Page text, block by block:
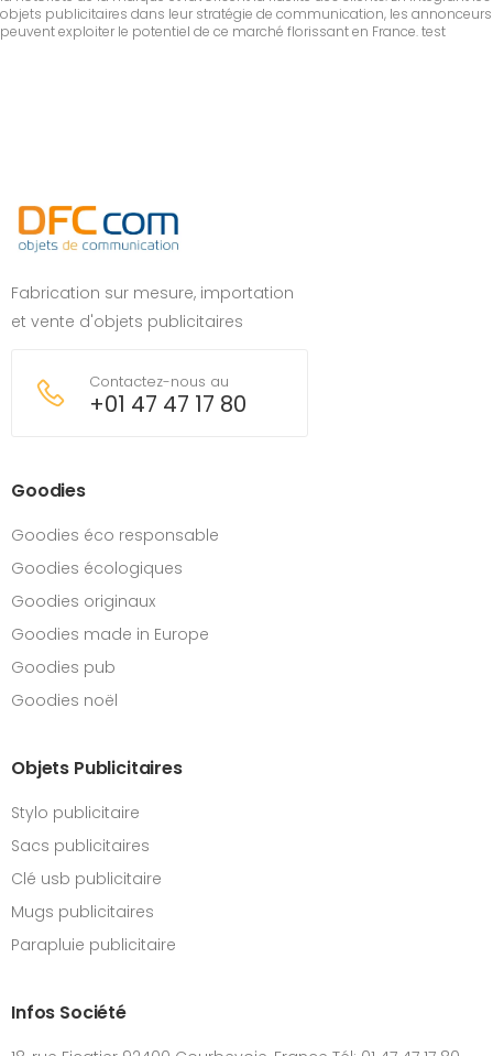
objets publicitaires dans leur stratégie de communication, les annonceurs
peuvent exploiter le potentiel de ce marché florissant en France. test
Fabrication sur mesure, importation
et vente d'objets publicitaires
Contactez-nous au
+01 47 47 17 80
Goodies
Goodies éco responsable
Goodies écologiques
Goodies originaux
Goodies made in Europe
Goodies pub
Goodies noël
Objets Publicitaires
Stylo publicitaire
Sacs publicitaires
Clé usb publicitaire
Mugs publicitaires
Parapluie publicitaire
Infos Société